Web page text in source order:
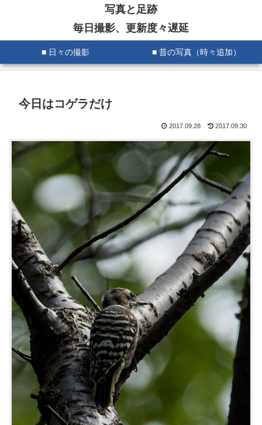
写真と足跡
毎日撮影、更新度々遅延
■ 日々の撮影 ■ 昔の写真（時々追加）
今日はコゲラだけ
2017.09.28 2017.09.30